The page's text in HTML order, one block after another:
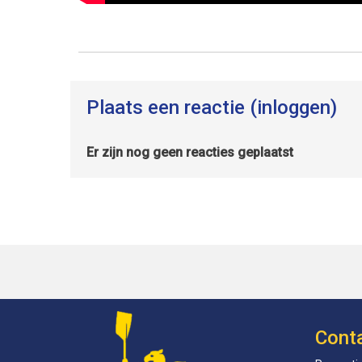
Plaats een reactie (inloggen)
Er zijn nog geen reacties geplaatst